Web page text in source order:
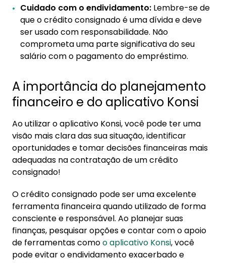
Cuidado com o endividamento: Lembre-se de
que o crédito consignado é uma dívida e deve
ser usado com responsabilidade. Não
comprometa uma parte significativa do seu
salário com o pagamento do empréstimo.
A importância do planejamento
financeiro e do aplicativo Konsi
Ao utilizar o aplicativo Konsi, você pode ter uma
visão mais clara das sua situação, identificar
oportunidades e tomar decisões financeiras mais
adequadas na contratação de um crédito
consignado!
O crédito consignado pode ser uma excelente
ferramenta financeira quando utilizado de forma
consciente e responsável. Ao planejar suas
finanças, pesquisar opções e contar com o apoio
de ferramentas comoo aplicativo Konsi, você
pode evitar o endividamento exacerbado e